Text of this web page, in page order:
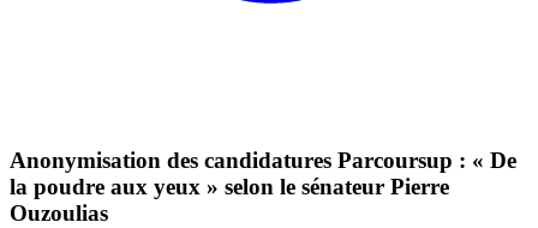
Anonymisation des candidatures Parcoursup : « De
la poudre aux yeux » selon le sénateur Pierre
Ouzoulias